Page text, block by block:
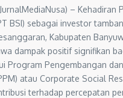
– Kehadiran
BSI) sebagai investor
Kabupaten
dampak positif signifikan
Program Pengembangan
atau Corporate Social
terhadap percepatan